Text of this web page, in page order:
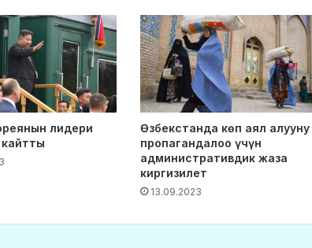
лидери
Өзбекстанда көп аял алууну
пропагандалоо үчүн
административдик жаза
киргизилет
13.09.2023